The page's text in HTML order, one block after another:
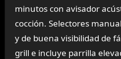
minutos con avisador
cocción. Selectores
y de buena visibilidad de
grill e incluye parrilla